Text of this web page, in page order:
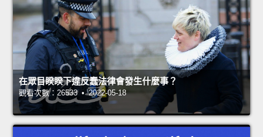
在眾目睽睽下違反蠢法律會發生什麼事？
觀看次數：26533 • 2022-05-18